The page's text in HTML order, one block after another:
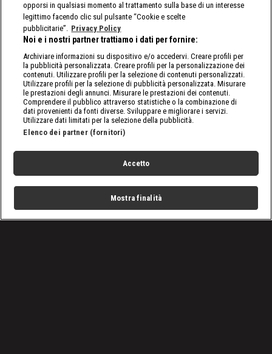
opporsi in qualsiasi momento al trattamento sulla base di un interesse
legittimo facendo clic sul pulsante “Cookie e scelte
pubblicitarie”. Privacy Policy
Noi e i nostri partner trattiamo i dati per fornire:
Archiviare informazioni su dispositivo e/o accedervi. Creare profili per
la pubblicità personalizzata. Creare profili per la personalizzazione dei
contenuti. Utilizzare profili per la selezione di contenuti personalizzati.
Utilizzare profili per la selezione di pubblicità personalizzata. Misurare
le prestazioni degli annunci. Misurare le prestazioni dei contenuti.
Comprendere il pubblico attraverso statistiche o la combinazione di
dati provenienti da fonti diverse. Sviluppare e migliorare i servizi.
Utilizzare dati limitati per la selezione della pubblicità.
Elenco dei partner (fornitori)
Accetto
Mostra finalità